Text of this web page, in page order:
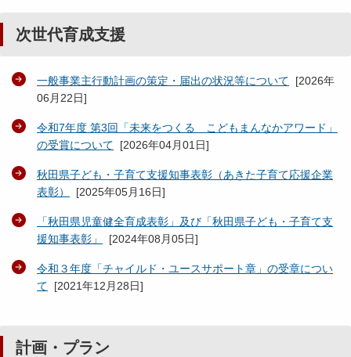
次世代育成支援
一般事業主行動計画の策定・届出の状況等について [2026年
06月22日]
令和7年度 第3回「未来をつくる こどもまんなかアワード」
の受賞について [2026年04月01日]
秋田県子ども・子育て支援知事表彰（あきた子育て応援企業
表彰）
[2025年05月16日]
「秋田県児童健全育成表彰」及び「秋田県子ども・子育て支
援知事表彰」
[2024年08月05日]
令和３年度「チャイルド・ユースサポート章」の受章につい
て [2021年12月28日]
計画・プラン